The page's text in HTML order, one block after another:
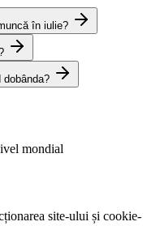
în iulie?
mondial
site-ului și cookie-